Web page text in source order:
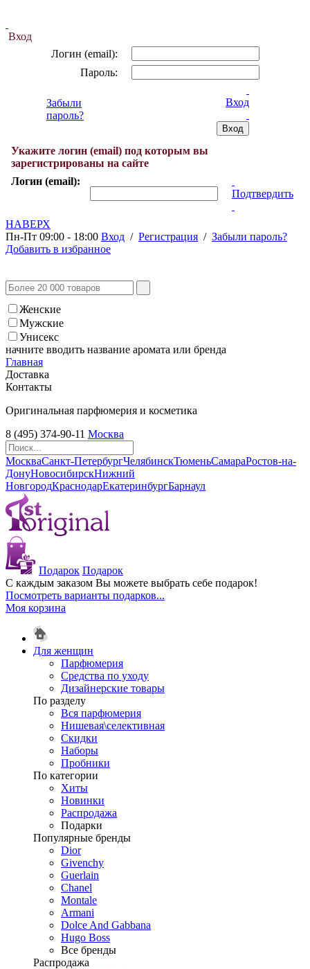
Вход
Логин (email):
Пароль:
Забыли
пароль?
Вход
Укажите логин (email) под которым вы
зарегистрированы на сайте
Логин (email):
Подтвердить
НАВЕРХ
Пн-Пт 09:00 - 18:00 Вход / Регистрация / Забыли пароль?
Добавить в избранное
Женские
Мужские
Унисекс
начните вводить название аромата или бренда
Главная
Доставка
Контакты
Оригинальная парфюмерия и косметика
8 (495) 374-90-11 Москва
МоскваСанкт-ПетербургЧелябинскТюменьСамараРостов-на-
ДонуНовосибирскНижний
НовгородКраснодарЕкатеринбургБарнаул
Подарок Подарок
С каждым заказом Вы можете выбрать себе подарок!
Посмотреть варианты подарков...
Моя корзина
Для женщин
Парфюмерия
Средства по уходу
Дизайнерские товары
По разделу
Вся парфюмерия
Нишевая\селективная
Скидки
Наборы
Пробники
По категории
Хиты
Новинки
Распродажа
Подарки
Популярные бренды
Dior
Givenchy
Guerlain
Chanel
Montale
Armani
Dolce And Gabbana
Hugo Boss
Все бренды
Распродажа